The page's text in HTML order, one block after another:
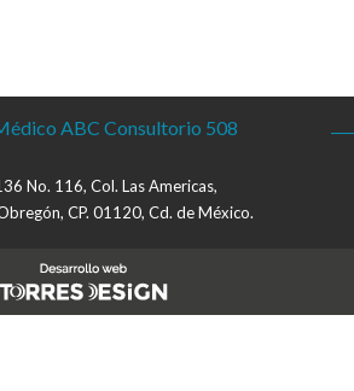
ABC Consultorio 508
No. 116, Col. Las Americas,
CP. 01120, Cd. de México.